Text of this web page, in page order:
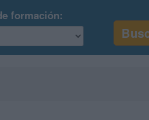
formación: